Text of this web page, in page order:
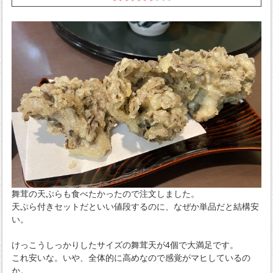
舞茸の天ぷらも食べたかったので注文しました。
天ぷら付きセットだといい値段するのに、なぜか単品だと結構安
い。
けっこうしっかりしたサイズの舞茸天が4個で大満足です。
これ安いな。いや、全体的に高めなので感覚がマヒしているの
か。